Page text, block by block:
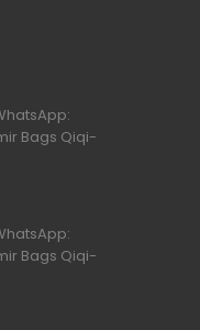
Bags Qiqi-
Bags Qiqi-